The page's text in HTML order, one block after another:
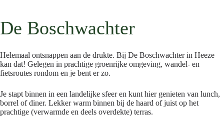
De Boschwachter
Helemaal ontsnappen aan de drukte. Bij De Boschwachter in Heeze
kan dat! Gelegen in prachtige groenrijke omgeving, wandel- en
fietsroutes rondom en je bent er zo.
Je stapt binnen in een landelijke sfeer en kunt hier genieten van lunch,
borrel of diner. Lekker warm binnen bij de haard of juist op het
prachtige (verwarmde en deels overdekte) terras.